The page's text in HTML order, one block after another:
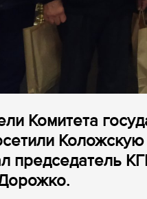
Комитета
председатель